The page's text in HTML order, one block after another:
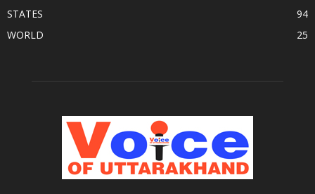
STATES
94
WORLD
25